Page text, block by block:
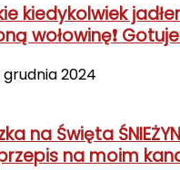
kiedykolwiek
wołowinę❗
grudnia 2024
na Święta
na moim